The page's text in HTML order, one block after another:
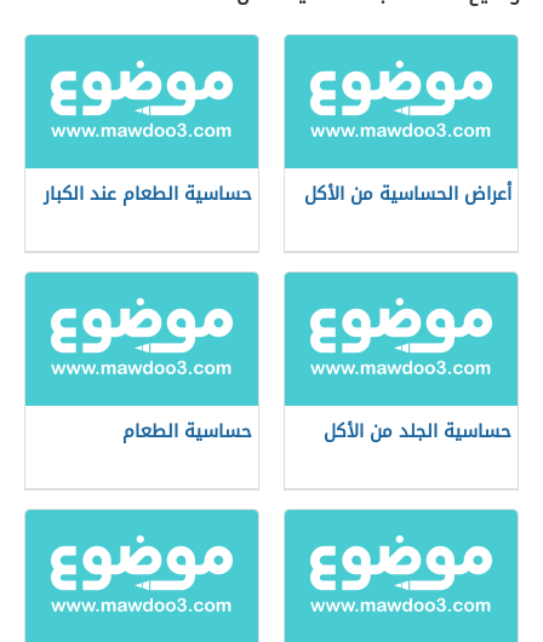
أعراض الحساسية من الأكل حساسية الطعام عند الكبار
حساسية الجلد من الأكل حساسية الطعام